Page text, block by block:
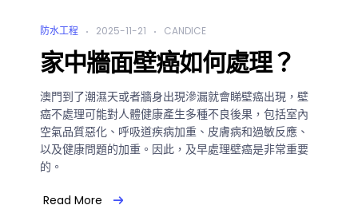
防水工程 2025-11-21 CANDICE
家中牆面壁癌如何處理？
澳門到了潮濕天或者牆身出現滲漏就會睇壁癌出現，壁
癌不處理可能對人體健康產生多種不良後果，包括室內
空氣品質惡化、呼吸道疾病加重、皮膚病和過敏反應、
以及健康問題的加重。因此，及早處理壁癌是非常重要
的。
Read More